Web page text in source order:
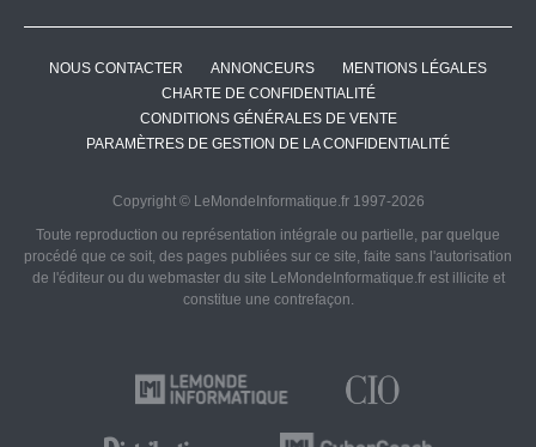
NOUS CONTACTER ANNONCEURS
MENTIONS LÉGALES
CHARTE DE CONFIDENTIALITÉ
CONDITIONS GÉNÉRALES DE VENTE
PARAMÈTRES DE GESTION DE LA CONFIDENTIALITÉ
Copyright © LeMondeInformatique.fr 1997-2026
Toute reproduction ou représentation intégrale ou partielle, par quelque
procédé que ce soit, des pages publiées sur ce site, faite sans l'autorisation
de l'éditeur ou du webmaster du site LeMondeInformatique.fr est illicite et
constitue une contrefaçon.